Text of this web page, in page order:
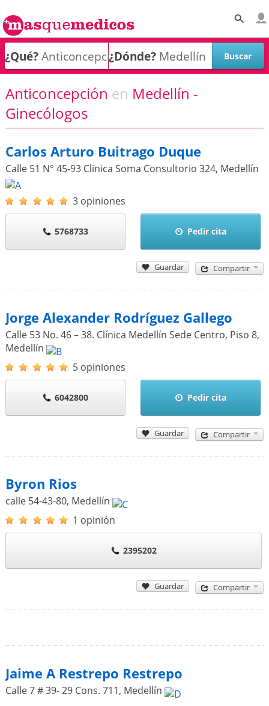
¿Qué? ¿Dónde?
Anticoncepción en Medellín -
Ginecólogos
Carlos Arturo Buitrago Duque
Calle 51 N° 45-93 Clinica Soma Consultorio 324, Medellín
3 opiniones
5768733 Pedir cita
Guardar Compartir
Jorge Alexander Rodríguez Gallego
Calle 53 No. 46 – 38. Clínica Medellín Sede Centro, Piso 8,
Medellín
5 opiniones
6042800 Pedir cita
Guardar Compartir
Byron Rios
calle 54-43-80, Medellín
1 opinión
2395202
Guardar Compartir
Jaime A Restrepo Restrepo
Calle 7 # 39- 29 Cons. 711, Medellín